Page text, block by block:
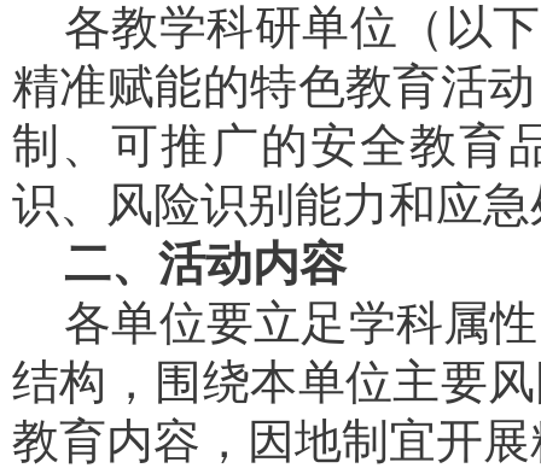
各教学科研单位 （以
精准赋能的特色教育活
制、可推广的安全教育
识、风险识别能力和应
二、活动内容
各单位要立足学科属
结构， 围绕本单位主要
教育内容 ，因地制宜开